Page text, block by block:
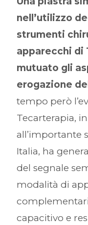
nell’utilizzo
strumenti
apparecchi di
mutuato gli
erogazione
tempo però
Tecarterapia,
all’importante
Italia, ha
del segnale
modalità di
capacitivo e